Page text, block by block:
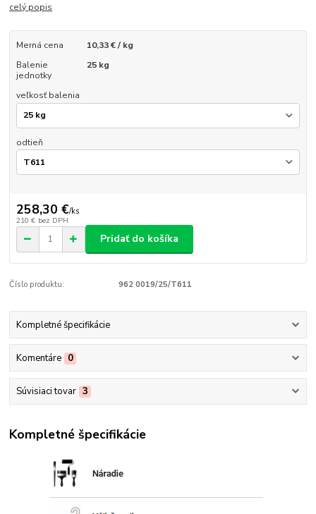
celý popis
Merná cena
10,33 € / kg
Balenie
jednotky
25 kg
veľkosť balenia
odtieň
258,30 €/ks
210 € bez DPH
Pridať do košíka
Číslo produktu: 962 0019/25/T611
Kompletné špecifikácie
Komentáre 0
Súvisiaci tovar 3
Kompletné špecifikácie